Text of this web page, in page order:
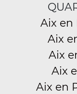
Aix en
Aix
Aix
Aix
Aix en